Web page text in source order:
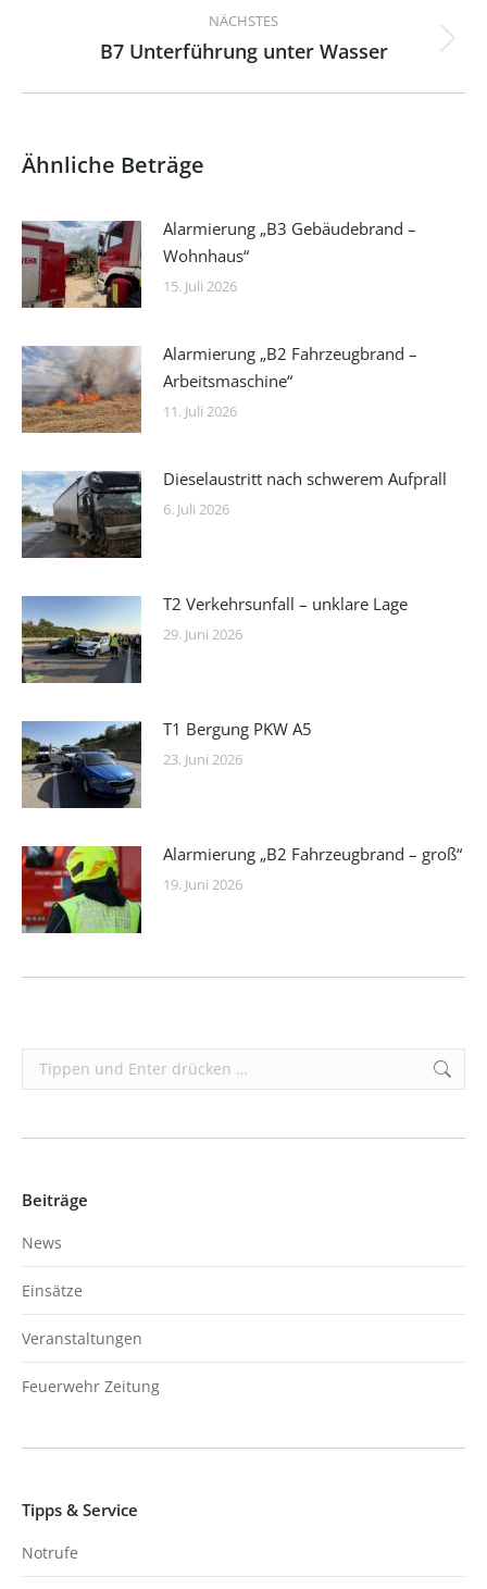
NÄCHSTES
Nächster
B7 Unterführung unter Wasser
Ähnliche Beträge
Alarmierung „B3 Gebäudebrand –
Wohnhaus“
15. Juli 2026
Alarmierung „B2 Fahrzeugbrand –
Arbeitsmaschine“
11. Juli 2026
Dieselaustritt nach schwerem Aufprall
6. Juli 2026
T2 Verkehrsunfall – unklare Lage
29. Juni 2026
T1 Bergung PKW A5
23. Juni 2026
Alarmierung „B2 Fahrzeugbrand – groß“
19. Juni 2026
Search:
Beiträge
News
Einsätze
Veranstaltungen
Feuerwehr Zeitung
Tipps & Service
Notrufe